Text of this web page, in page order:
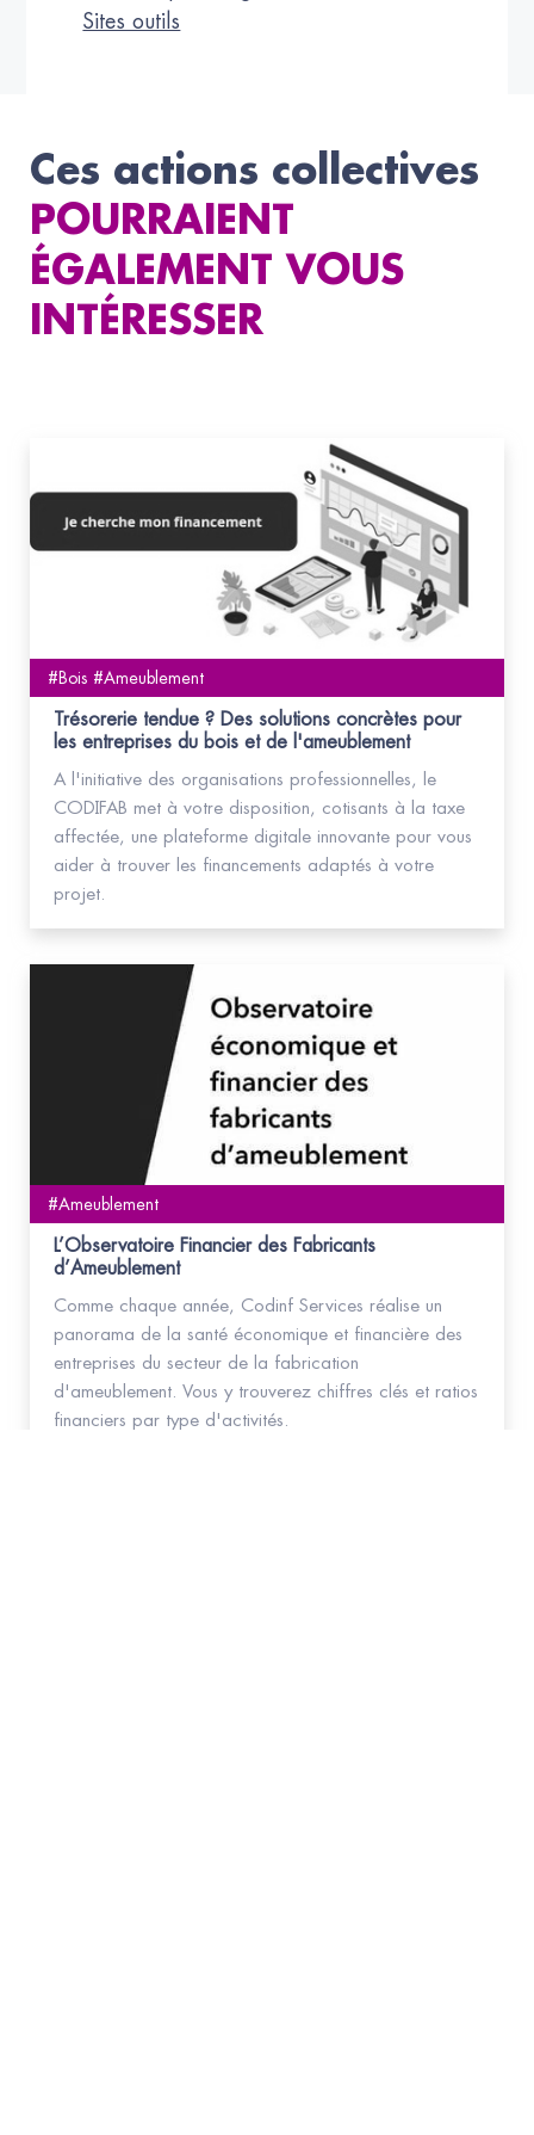
Sites outils
Ces actions collectives
POURRAIENT
ÉGALEMENT VOUS
INTÉRESSER
#Bois #Ameublement
Trésorerie tendue ? Des solutions concrètes pour
les entreprises du bois et de l'ameublement
A l'initiative des organisations professionnelles, le
CODIFAB met à votre disposition, cotisants à la taxe
affectée, une plateforme digitale innovante pour vous
aider à trouver les financements adaptés à votre
projet.
#Ameublement
L’Observatoire Financier des Fabricants
d’Ameublement
Comme chaque année, Codinf Services réalise un
panorama de la santé économique et financière des
entreprises du secteur de la fabrication
d'ameublement. Vous y trouverez chiffres clés et ratios
financiers par type d'activités.